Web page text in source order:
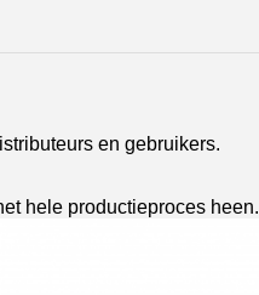
en gebruikers.
hele productieproces heen.